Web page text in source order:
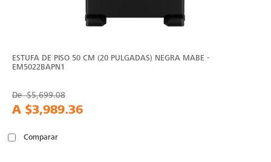
ESTUFA DE PISO 50 CM (20 PULGADAS) NEGRA MABE -
EM5022BAPN1
De$5,699.08
A $3,989.36
Comparar